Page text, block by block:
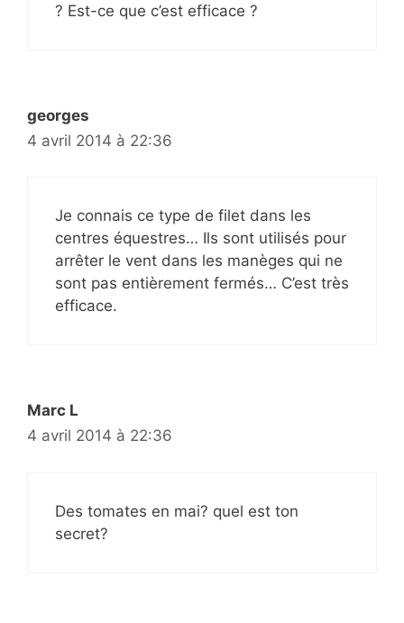
? Est-ce que c’est efficace ?
georges
4 avril 2014 à 22:36
Je connais ce type de filet dans les
centres équestres… Ils sont utilisés pour
arrêter le vent dans les manèges qui ne
sont pas entièrement fermés… C’est très
efficace.
Marc L
4 avril 2014 à 22:36
Des tomates en mai? quel est ton
secret?